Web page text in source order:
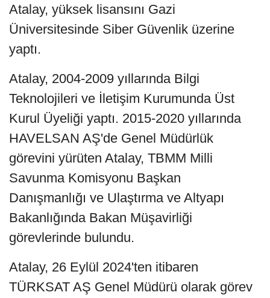
Atalay, yüksek lisansını Gazi
Üniversitesinde Siber Güvenlik üzerine
yaptı.
Atalay, 2004-2009 yıllarında Bilgi
Teknolojileri ve İletişim Kurumunda Üst
Kurul Üyeliği yaptı. 2015-2020 yıllarında
HAVELSAN AŞ'de Genel Müdürlük
görevini yürüten Atalay, TBMM Milli
Savunma Komisyonu Başkan
Danışmanlığı ve Ulaştırma ve Altyapı
Bakanlığında Bakan Müşavirliği
görevlerinde bulundu.
Atalay, 26 Eylül 2024'ten itibaren
TÜRKSAT AŞ Genel Müdürü olarak görev